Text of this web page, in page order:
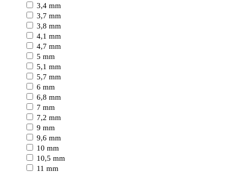
3,4 mm
3,7 mm
3,8 mm
4,1 mm
4,7 mm
5 mm
5,1 mm
5,7 mm
6 mm
6,8 mm
7 mm
7,2 mm
9 mm
9,6 mm
10 mm
10,5 mm
11 mm